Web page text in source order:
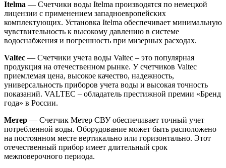
Itelma — Счетчики воды Itelma производятся по немецкой
лицензии с применением западноевропейских
комплектующих. Установка Itelma обеспечивает минимальную
чувствительность к высокому давлению в системе
водоснабжения и погрешность при мизерных расходах.
Valtec — Счетчики учета воды Valtec – это популярная
продукция на отечественном рынке. У счетчиков Valtec
приемлемая цена, высокое качество, надежность,
универсальность приборов учета воды и высокая точность
показаний. VALTEC – обладатель престижной премии «Бренд
года» в России.
Метер — Счетчик Метер СВУ обеспечивает точный учет
потребленной воды. Оборудование может быть расположено
на постоянном месте вертикально или горизонтально. Этот
отечественный прибор имеет длительный срок
межповерочного периода.